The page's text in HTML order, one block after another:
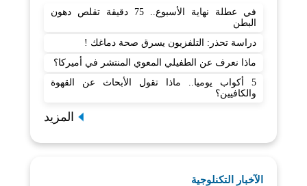
في عطلة نهاية الأسبوع.. 75 دقيقة تقلص دهون
البطن
دراسة تحذر: التلفزيون يسرق صحة دماغك !
ماذا نعرف عن الطفيلي المعوي المنتشر في أميركا؟
5 أكواب يوميا.. ماذا تقول الأبحاث عن القهوة
والكافيين؟
المزيد
الآخبار التكنلوجية